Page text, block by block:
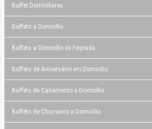
Buffet Domicíliares
Buffets a Domicílio
Buffets a Domicílio de Feijoada
Buffets de Aniversário em Domicílio
Buffets de Casamento a Domicílio
Buffets de Churrasco a Domicílio